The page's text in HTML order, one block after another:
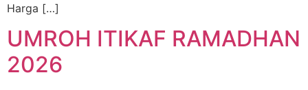
Harga […]
UMROH ITIKAF RAMADHAN
2026